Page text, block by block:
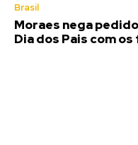
Brasil
Moraes nega
Dia dos Pais com